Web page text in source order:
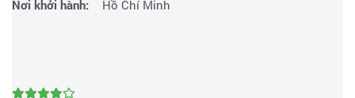
Nơi khởi hành:
Hồ Chí Minh